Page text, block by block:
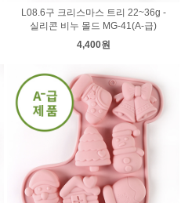
L08.6구 크리스마스 트리 22~36g -
실리콘 비누 몰드 MG-41(A-급)
4,400원